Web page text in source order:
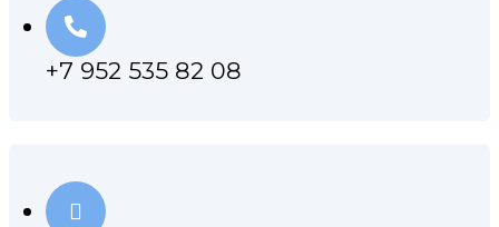
+7 952 535 82 08